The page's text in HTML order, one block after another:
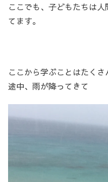
ここでも、子どもたちは
てます。
ここから学ぶことはたくさ
途中、雨が降ってきて